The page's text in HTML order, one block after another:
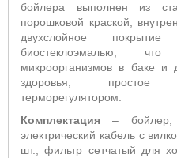
бойлера выполнен из
порошковой краской,
двухслойное покрытие
биостеклоэмалью, что
микроорганизмов в баке и
здоровья; простое
терморегулятором.
Комплектация – бойлер;
электрический кабель с
шт.; фильтр сетчатый для